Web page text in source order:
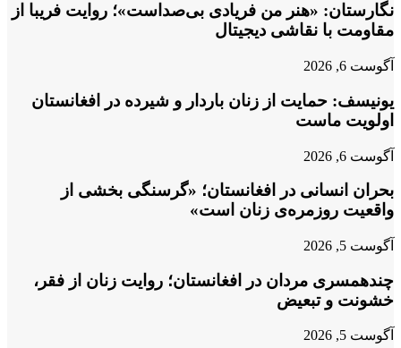
نگارستان: «هنر من فریادی بی‌صداست»؛ روایت فریبا از
مقاومت با نقاشی دیجیتال
آگوست 6, 2026
یونیسف: حمایت از زنان باردار و شیرده در افغانستان
اولویت ماست
آگوست 6, 2026
بحران انسانی در افغانستان؛ «گرسنگی بخشی از
واقعیت روزمره‌ی زنان است»
آگوست 5, 2026
چندهمسری مردان در افغانستان؛ روایت زنان از فقر،
خشونت و تبعیض
آگوست 5, 2026